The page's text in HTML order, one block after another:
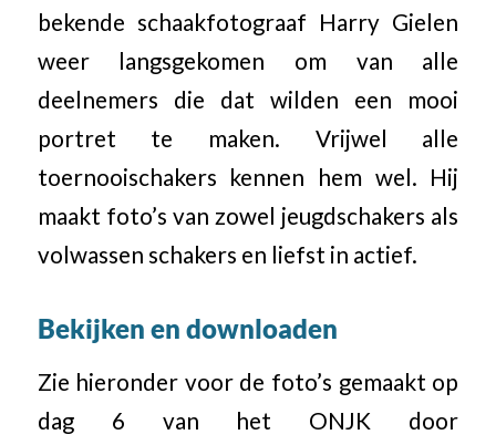
bekende schaakfotograaf Harry Gielen
weer langsgekomen om van alle
deelnemers die dat wilden een mooi
portret te maken. Vrijwel alle
toernooischakers kennen hem wel. Hij
maakt foto’s van zowel jeugdschakers als
volwassen schakers en liefst in actief.
Bekijken en downloaden
Zie hieronder voor de foto’s gemaakt op
dag 6 van het ONJK door